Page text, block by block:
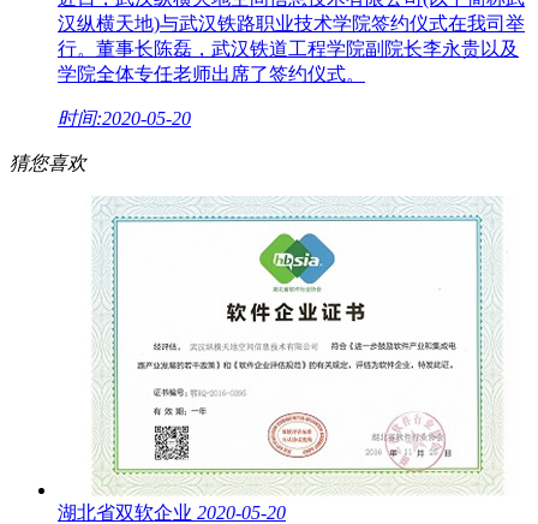
汉纵横天地)与武汉铁路职业技术学院签约仪式在我司举
行。董事长陈磊，武汉铁道工程学院副院长李永贵以及
学院全体专任老师出席了签约仪式。
时间:2020-05-20
猜您喜欢
湖北省双软企业 2020-05-20